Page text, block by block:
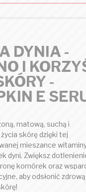
DYNIA -
I
-
E
matową, suchą i
skórę dzięki tej
mieszance
dyni. Zwiększ
komórek oraz
aby odsłonić zdrową,